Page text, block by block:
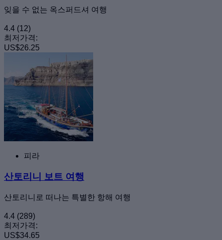
잊을 수 없는 옥스퍼드셔 여행
4.4 (12)
최저가격:
US$26.25
피라
산토리니 보트 여행
산토리니로 떠나는 특별한 항해 여행
4.4 (289)
최저가격:
US$34.65